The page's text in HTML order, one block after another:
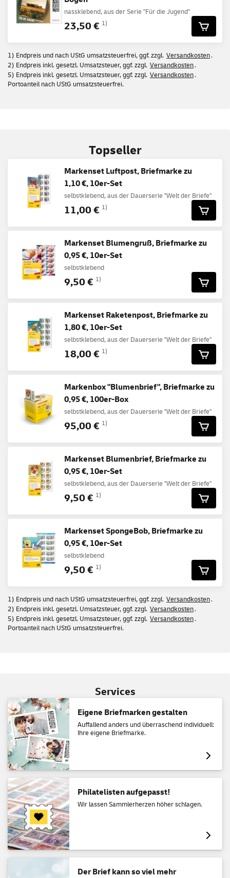
nassklebend, aus der Serie "Für die Jugend"
23,50 € 1)
1) Endpreis und nach UStG umsatzsteuerfrei, ggf. zzgl. Versandkosten.
2) Endpreis inkl. gesetzl. Umsatzsteuer, ggf. zzgl. Versandkosten.
5) Endpreis inkl. gesetzl. Umsatzsteuer, ggf. zzgl. Versandkosten.
Portoanteil nach UStG umsatzsteuerfrei.
Topseller
Markenset Luftpost, Briefmarke zu
1,10 €, 10er-Set
selbstklebend, aus der Dauerserie "Welt der Briefe"
11,00 € 1)
Markenset Blumengruß, Briefmarke zu
0,95 €, 10er-Set
selbstklebend
9,50 € 1)
Markenset Raketenpost, Briefmarke zu
1,80 €, 10er-Set
selbstklebend, aus der Dauerserie "Welt der Briefe"
18,00 € 1)
Markenbox "Blumenbrief", Briefmarke zu
0,95 €, 100er-Box
selbstklebend, aus der Dauerserie "Welt der Briefe"
95,00 € 1)
Markenset Blumenbrief, Briefmarke zu
0,95 €, 10er-Set
selbstklebend, aus der Dauerserie "Welt der Briefe"
9,50 € 1)
Markenset SpongeBob, Briefmarke zu
0,95 €, 10er-Set
selbstklebend
9,50 € 1)
1) Endpreis und nach UStG umsatzsteuerfrei, ggf. zzgl. Versandkosten.
2) Endpreis inkl. gesetzl. Umsatzsteuer, ggf. zzgl. Versandkosten.
5) Endpreis inkl. gesetzl. Umsatzsteuer, ggf. zzgl. Versandkosten.
Portoanteil nach UStG umsatzsteuerfrei.
Services
Eigene Briefmarken gestalten
Auffallend anders und überraschend individuell:
Ihre eigene Briefmarke.
Philatelisten aufgepasst!
Wir lassen Sammlerherzen höher schlagen.
Der Brief kann so viel mehr